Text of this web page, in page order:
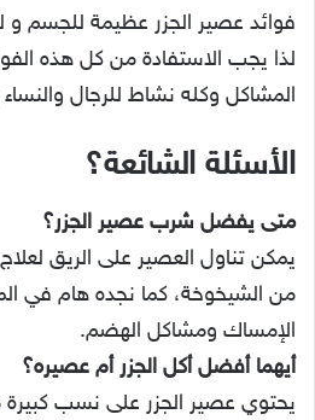
فوائد عصير الجزر عظيمة للجسم و
لذا يجب الاستفادة من كل هذه
المشاكل وكله نشاط للرجال
الأسئلة الشائعة؟
متى يفضل شرب عصير الجزر؟
يمكن تناول العصير على الريق
من الشيخوخة، كما نجده هام في
الإمساك ومشاكل الهضم.
أيهما أفضل أكل الجزر أم عصيره؟
يحتوي عصير الجزر على نسب كبيرة